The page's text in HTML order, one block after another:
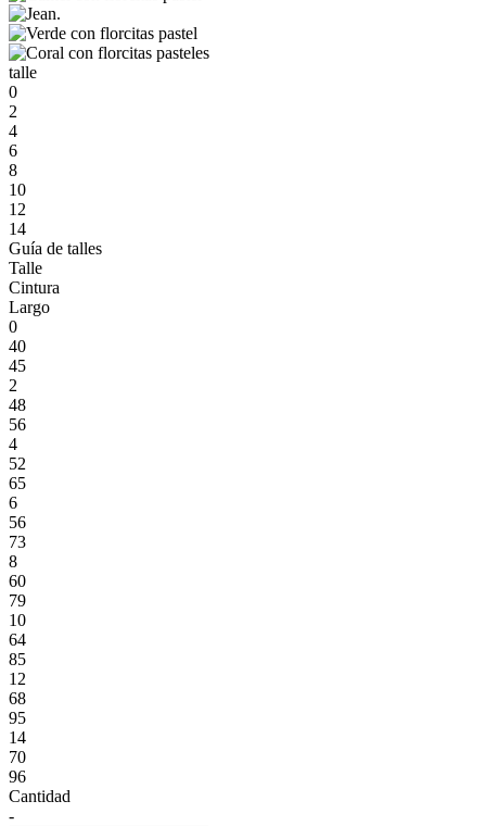
talle
0
2
4
6
8
10
12
14
Guía de talles
Talle
Cintura
Largo
0
40
45
2
48
56
4
52
65
6
56
73
8
60
79
10
64
85
12
68
95
14
70
96
Cantidad
-